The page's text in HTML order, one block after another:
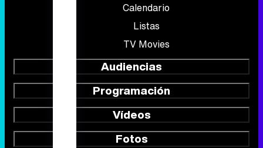
Calendario
Listas
TV Movies
Audiencias
Programación
Vídeos
Fotos